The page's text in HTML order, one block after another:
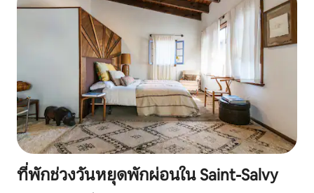
ที่พักช่วงวันหยุดพักผ่อนใน Saint-Salvy